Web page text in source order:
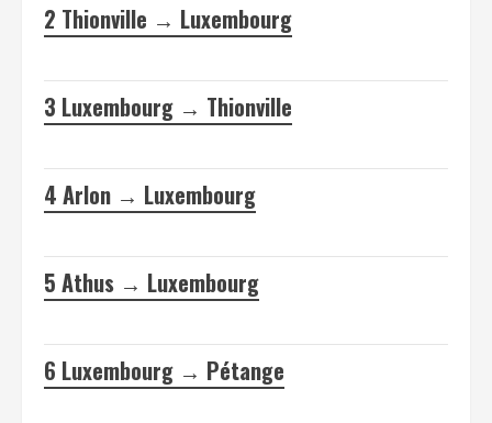
2 Thionville → Luxembourg
3 Luxembourg → Thionville
4 Arlon → Luxembourg
5 Athus → Luxembourg
6 Luxembourg → Pétange